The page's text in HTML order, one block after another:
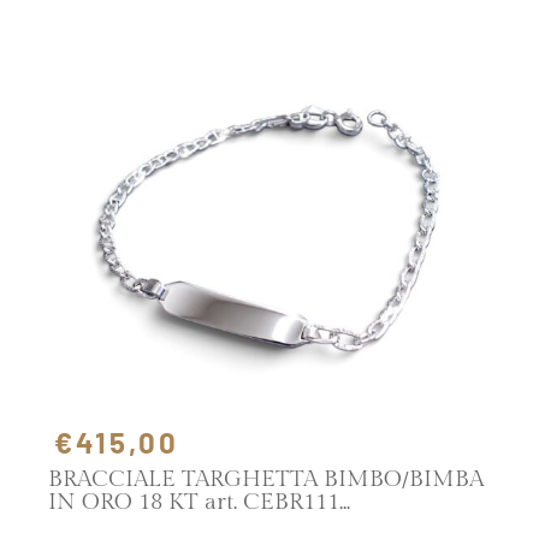
€415,00
BRACCIALE TARGHETTA BIMBO/BIMBA
IN ORO 18 KT art. CEBR111